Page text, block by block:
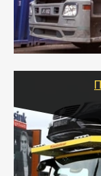
- Наша
организовать
стандартных
шаландах и
используя
Цена